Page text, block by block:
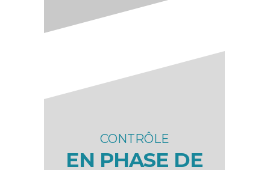
CONTRÔLE
EN PHASE DE